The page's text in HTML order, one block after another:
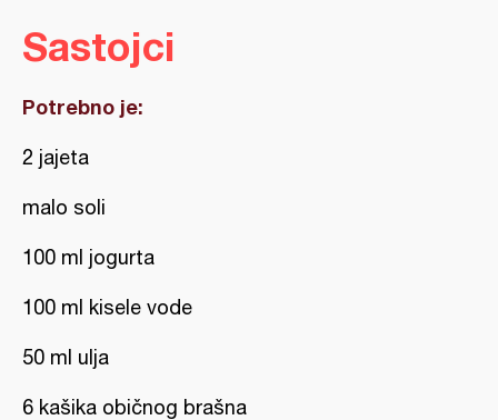
Sastojci
Potrebno je:
2 jajeta
malo soli
100 ml jogurta
100 ml kisele vode
50 ml ulja
6 kašika običnog brašna